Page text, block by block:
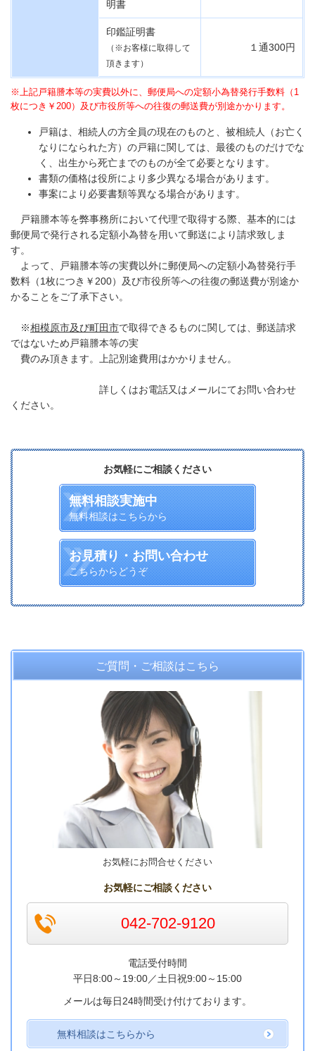
明書
印鑑証明書
（※お客様に取得して
頂きます）
１通300円
※上記戸籍謄本等の実費以外に、郵便局への定額小為替発行手数料（1
枚につき￥200）及び市役所等への往復の郵送費が別途かかります。
戸籍は、相続人の方全員の現在のものと、被相続人（お亡く
なりになられた方）の戸籍に関しては、最後のものだけでな
く、出生から死亡までのものが全て必要となります。
書類の価格は役所により多少異なる場合があります。
事案により必要書類等異なる場合があります。
戸籍謄本等を弊事務所において代理で取得する際、基本的には
郵便局で発行される定額小為替を用いて郵送により請求致しま
す。
よって、戸籍謄本等の実費以外に郵便局への定額小為替発行手
数料（1枚につき￥200）及び市役所等への往復の郵送費が別途か
かることをご了承下さい。
※相模原市及び町田市で取得できるものに関しては、郵送請求
ではないため戸籍謄本等の実
費のみ頂きます。上記別途費用はかかりません。
詳しくはお電話又はメールにてお問い合わせ
ください。
お気軽にご相談ください
無料相談実施中
無料相談はこちらから
お見積り・お問い合わせ
こちらからどうぞ
ご質問・ご相談はこちら
お気軽にお問合せください
お気軽にご相談ください
042-702-9120
電話受付時間
平日8:00～19:00／土日祝9:00～15:00
メールは毎日24時間受け付けております。
無料相談はこちらから